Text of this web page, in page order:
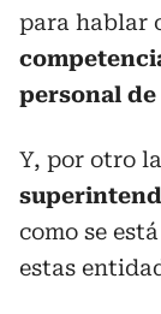
para hablar
personal
Y, por otro
como se
estas